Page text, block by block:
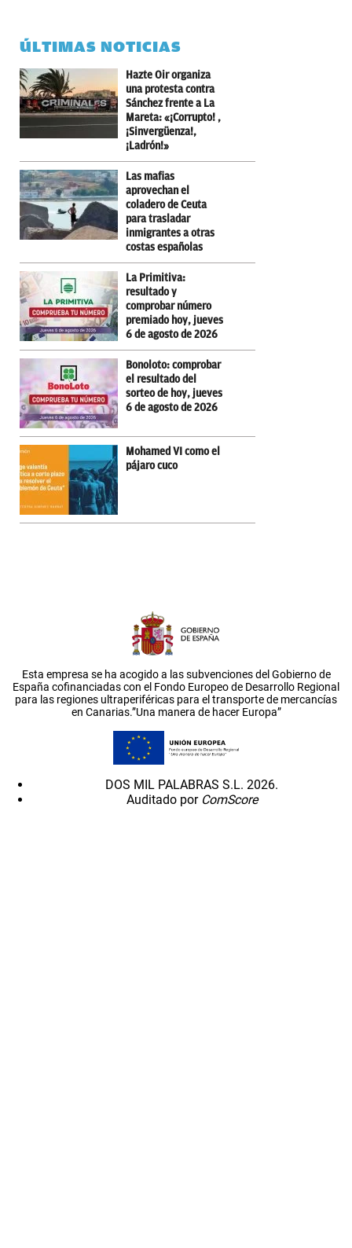
ÚLTIMAS NOTICIAS
Hazte Oir organiza
una protesta contra
Sánchez frente a La
Mareta: «¡Corrupto! ,
¡Sinvergüenza!,
¡Ladrón!»
Las mafias
aprovechan el
coladero de Ceuta
para trasladar
inmigrantes a otras
costas españolas
La Primitiva:
resultado y
comprobar número
premiado hoy, jueves
6 de agosto de 2026
Bonoloto: comprobar
el resultado del
sorteo de hoy, jueves
6 de agosto de 2026
Mohamed VI como el
pájaro cuco
Esta empresa se ha acogido a las subvenciones del Gobierno de
España cofinanciadas con el Fondo Europeo de Desarrollo Regional
para las regiones ultraperiféricas para el transporte de mercancías
en Canarias.”Una manera de hacer Europa”
DOS MIL PALABRAS S.L. 2026.
Auditado por ComScore